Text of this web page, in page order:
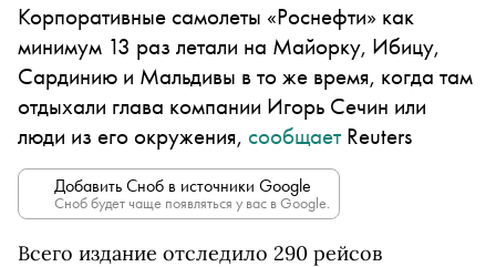
Корпоративные самолеты «Роснефти» как
минимум 13 раз летали на Майорку, Ибицу,
Сардинию и Мальдивы в то же время, когда там
отдыхали глава компании Игорь Сечин или
люди из его окружения, сообщаетReuters
Добавить Сноб в источники Google
Сноб будет чаще появляться у вас в Google.
Всего издание отследило 290 рейсов